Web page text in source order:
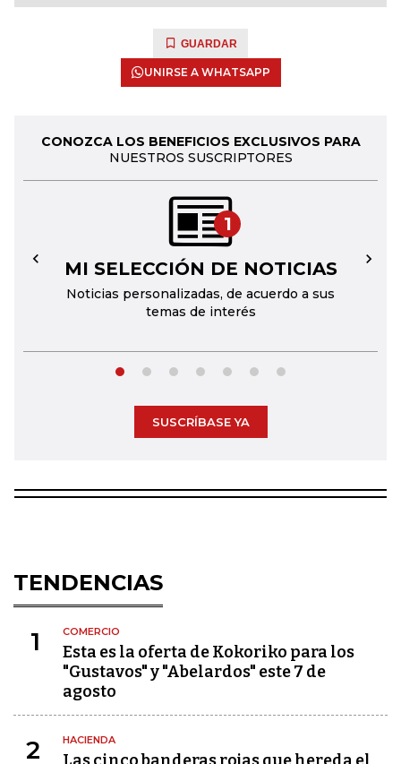
GUARDAR
UNIRSE A WHATSAPP
CONOZCA LOS BENEFICIOS EXCLUSIVOS PARA
NUESTROS SUSCRIPTORES
1
MI SELECCIÓN DE NOTICIAS
Noticias personalizadas, de acuerdo a sus
temas de interés
← →
SUSCRÍBASE YA
TENDENCIAS
1 COMERCIO
Esta es la oferta de Kokoriko para los
"Gustavos" y "Abelardos" este 7 de
agosto
2 HACIENDA